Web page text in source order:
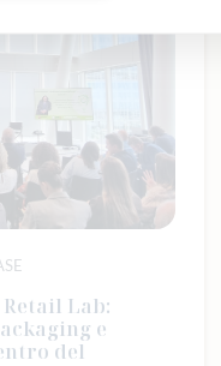
Lab:
e
del